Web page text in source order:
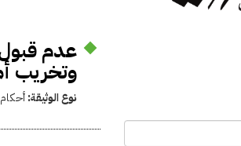
عدم
وتخريب
نوع الوثيقة:أحكام